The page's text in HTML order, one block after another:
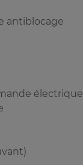
antiblocage
électrique